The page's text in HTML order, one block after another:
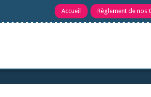
Accueil Règlement de nos